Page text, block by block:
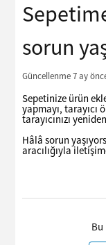
sorun
Güncellenme7 ay
Sepetinize ürün
yapmayı, tarayıcı
tarayıcınızı
Hâlâ sorun
aracılığıyla
Bu